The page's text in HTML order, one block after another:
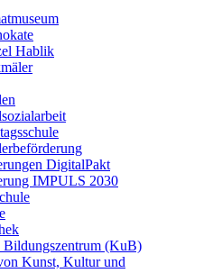
Hablik
DigitalPakt
IMPULS 2030
(KuB)
Kunst, Kultur und